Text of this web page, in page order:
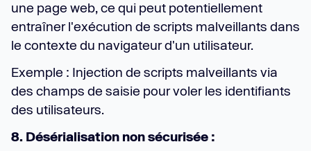
une page web, ce qui peut potentiellement
entraîner l'exécution de scripts malveillants dans
le contexte du navigateur d'un utilisateur.
Exemple : Injection de scripts malveillants via
des champs de saisie pour voler les identifiants
des utilisateurs.
8. Désérialisation non sécurisée :